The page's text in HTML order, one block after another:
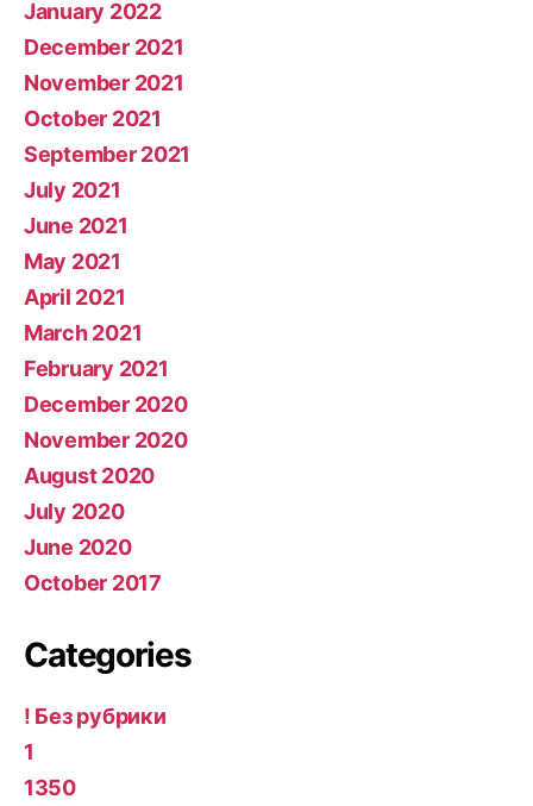
January 2022
December 2021
November 2021
October 2021
September 2021
July 2021
June 2021
May 2021
April 2021
March 2021
February 2021
December 2020
November 2020
August 2020
July 2020
June 2020
October 2017
Categories
! Без рубрики
1
1350